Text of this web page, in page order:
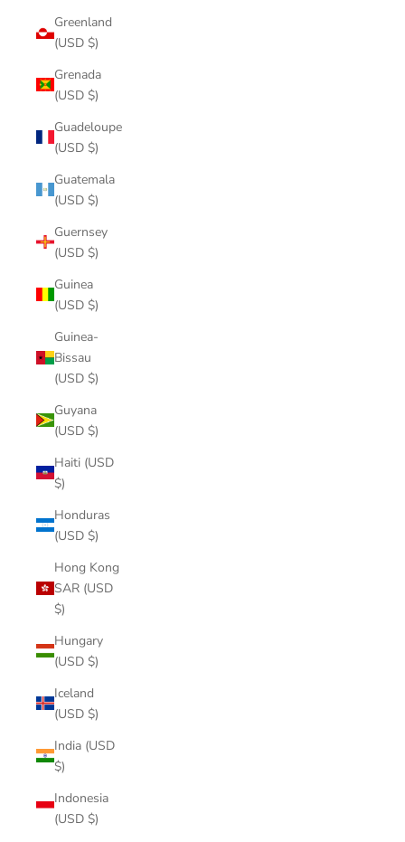
Greenland
(USD $)
Grenada
(USD $)
Guadeloupe
(USD $)
Guatemala
(USD $)
Guernsey
(USD $)
Guinea
(USD $)
Guinea-
Bissau
(USD $)
Guyana
(USD $)
Haiti (USD
$)
Honduras
(USD $)
Hong Kong
SAR (USD
$)
Hungary
(USD $)
Iceland
(USD $)
India (USD
$)
Indonesia
(USD $)